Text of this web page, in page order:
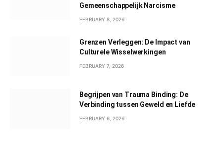
Gemeenschappelijk Narcisme
FEBRUARY 8, 2026
Grenzen Verleggen: De Impact van
Culturele Wisselwerkingen
FEBRUARY 7, 2026
Begrijpen van Trauma Binding: De
Verbinding tussen Geweld en Liefde
FEBRUARY 6, 2026